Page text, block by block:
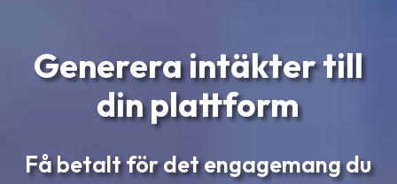
Generera intäkter till
din plattform
Få betalt för det engagemang du